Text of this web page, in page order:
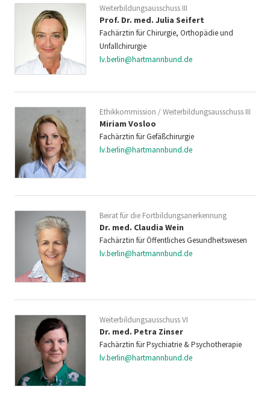
Weiterbildungsausschuss III
Prof. Dr. med. Julia Seifert
Fachärztin für Chirurgie, Orthopädie und
Unfallchirurgie
lv.berlin@hartmannbund.de
Ethikkommission / Weiterbildungsausschuss III
Miriam Vosloo
Fachärztin für Gefäßchirurgie
lv.berlin@hartmannbund.de
Beirat für die Fortbildungsanerkennung
Dr. med. Claudia Wein
Fachärztin für Öffentliches Gesundheitswesen
lv.berlin@hartmannbund.de
Weiterbildungsausschuss VI
Dr. med. Petra Zinser
Fachärztin für Psychiatrie & Psychotherapie
lv.berlin@hartmannbund.de